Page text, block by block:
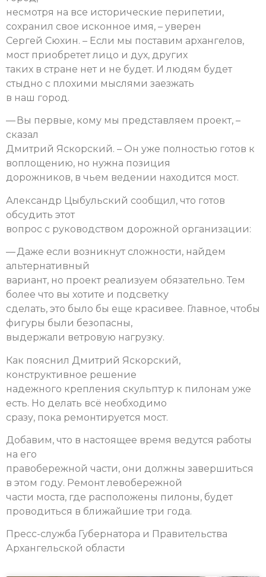
несмотря на все исторические перипетии,
сохранил свое исконное имя, – уверен
Сергей Сюхин. – Если мы поставим архангелов,
мост приобретет лицо и дух, других
таких в стране нет и не будет. И людям будет
стыдно с плохими мыслями заезжать
в наш город.
— Вы первые, кому мы представляем проект, –
сказал
Дмитрий Яскорский. – Он уже полностью готов к
воплощению, но нужна позиция
дорожников, в чьем ведении находится мост.
Александр Цыбульский сообщил, что готов
обсудить этот
вопрос с руководством дорожной организации:
— Даже если возникнут сложности, найдем
альтернативный
вариант, но проект реализуем обязательно. Тем
более что вы хотите и подсветку
сделать, это было бы еще красивее. Главное, чтобы
фигуры были безопасны,
выдержали ветровую нагрузку.
Как пояснил Дмитрий Яскорский,
конструктивное решение
надежного крепления скульптур к пилонам уже
есть. Но делать всё необходимо
сразу, пока ремонтируется мост.
Добавим, что в настоящее время ведутся работы
на его
правобережной части, они должны завершиться
в этом году. Ремонт левобережной
части моста, где расположены пилоны, будет
проводиться в ближайшие три года.
Пресс-служба Губернатора и Правительства
Архангельской области